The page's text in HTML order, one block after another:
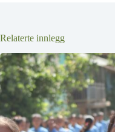
Relaterte innlegg